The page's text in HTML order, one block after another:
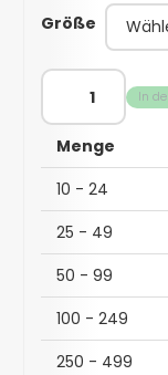
Größe
Holzstäbe
Rundholz
(Vollstäbe)
Menge
In
Menge
10 - 24
25 - 49
50 - 99
100 - 249
250 - 499